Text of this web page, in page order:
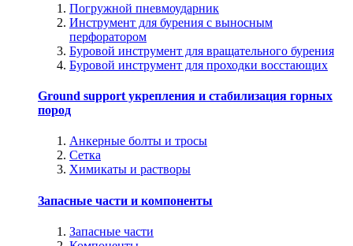
Погружной пневмоударник
Инструмент для бурения с выносным
перфоратором
Буровой инструмент для вращательного бурения
Буровой инструмент для проходки восстающих
Ground support укрепления и стабилизация горных
пород
Анкерные болты и тросы
Сетка
Химикаты и растворы
Запасные части и компоненты
Запасные части